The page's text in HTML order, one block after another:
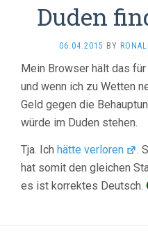
Duden
06.04.2015 BY
Mein Browser hält das
und wenn ich zu Wetten
Geld gegen die
würde im Duden stehen.
Tja. Ich hätte verloren
.
hat somit den gleichen
es ist korrektes Deutsch.